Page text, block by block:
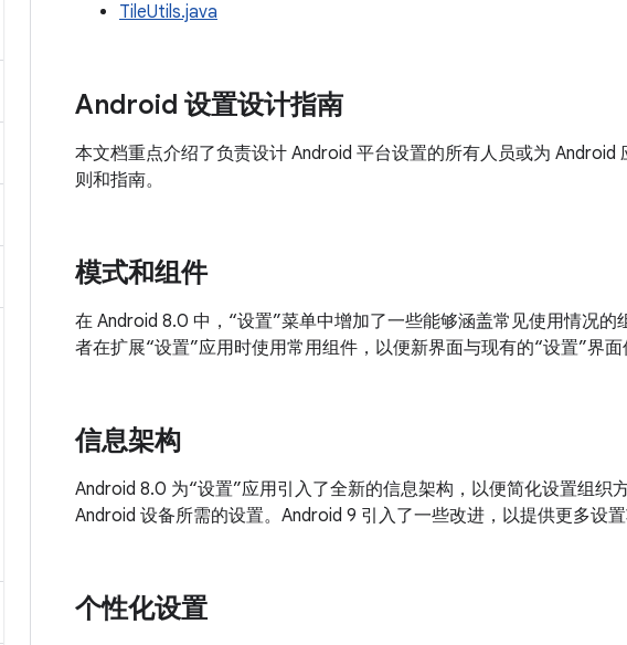
TileUtils.java
Android 设置设计指南
本文档重点介绍了负责设计 Android 平台设置的所有人员或为
则和指南。
模式和组件
在 Android 8.0 中，“设置”菜单中增加了一些能够涵盖常见使用情况
者在扩展“设置”应用时使用常用组件，以便新界面与现有的“设置”界面
信息架构
Android 8.0 为“设置”应用引入了全新的信息架构，以便简化设置组织
Android 设备所需的设置。Android 9 引入了一些改进，以提供更多设置
个性化设置